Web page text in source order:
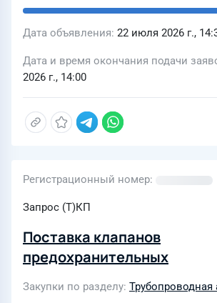
Дата объявления 22 июля 2026 г.,
Дата и время окончания подачи
2026 г., 14:00
Регистрационный номер
Запрос (Т)КП
Поставка клапанов
предохранительных
Закупки по разделу Трубопроводная